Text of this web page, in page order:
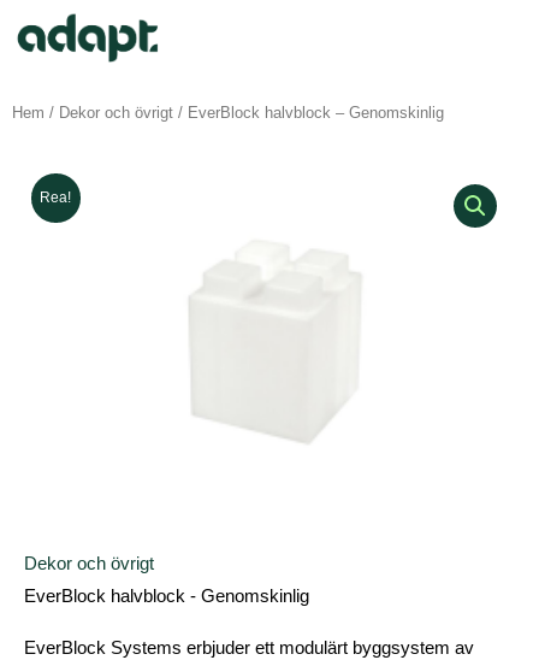
Hem / Dekor och övrigt / EverBlock halvblock – Genomskinlig
Rea!
Dekor och övrigt
EverBlock halvblock - Genomskinlig
EverBlock Systems erbjuder ett modulärt byggsystem av